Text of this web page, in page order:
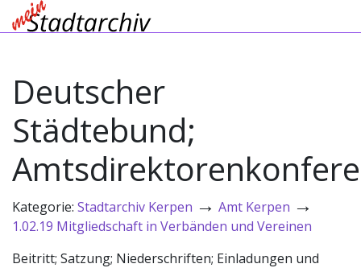
Deutscher
Städtebund;
Kategorie: Stadtarchiv Kerpen → Amt Kerpen →
1.02.19 Mitgliedschaft in Verbänden und Vereinen
Beitritt; Satzung; Niederschriften; Einladungen und